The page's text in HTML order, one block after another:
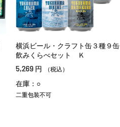
横浜ビール・クラフト缶３種９缶
飲みくらべセット Ｋ
5,269 円 （税込）
在庫：○
二重包装不可